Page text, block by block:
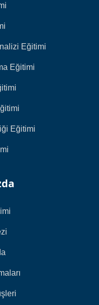
Eğitimi
Eğitimi
Eğitimi